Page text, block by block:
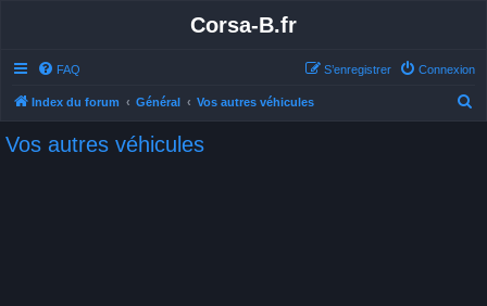
Corsa-B.fr
FAQ Connexion
S’enregistrer
Index du forum Général Vos autres véhicules
Vos autres véhicules